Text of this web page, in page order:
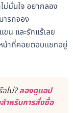
ม่มั่นใจ อยากลอง
ารถจอง
ขน และรักแร้เลย
หน้าที่คอยตอบแชทอยู่
ไม่?ลองดูแอป
ำหรับการสั่งซื้อ